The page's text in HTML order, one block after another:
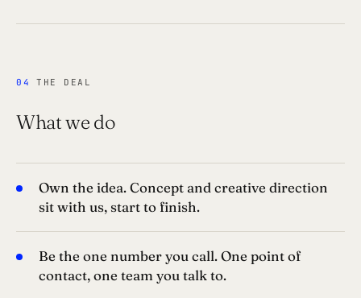
04 THE DEAL
What we do
Own the idea. Concept and creative direction
sit with us, start to finish.
Be the one number you call. One point of
contact, one team you talk to.